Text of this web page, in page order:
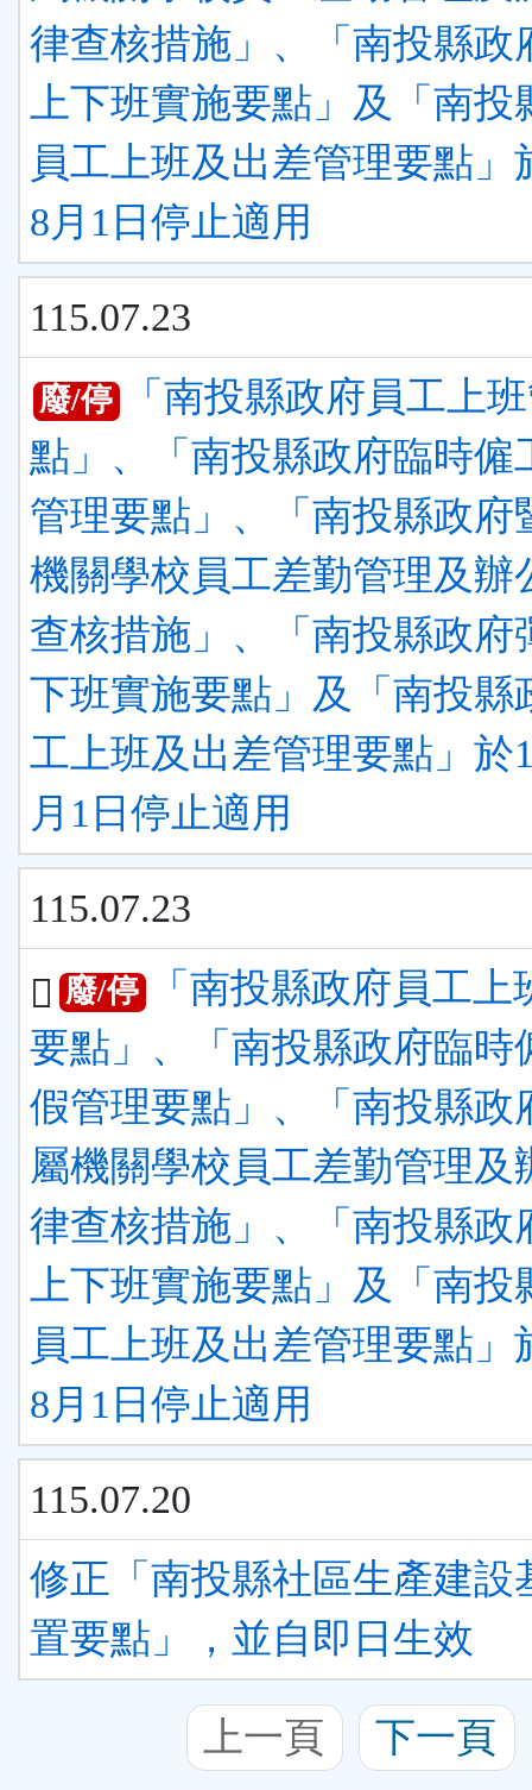
律查核措施」、「南投縣政
上下班實施要點」及「南投
員工上班及出差管理要點」
8月1日停止適用
115.07.23
廢/停
「南投縣政府員工上
點」、「南投縣政府臨時僱
管理要點」、「南投縣政府
機關學校員工差勤管理及辦
查核措施」、「南投縣政府
下班實施要點」及「南投縣
工上班及出差管理要點」於
月1日停止適用
115.07.23
廢/停
「南投縣政府員工上
要點」、「南投縣政府臨時
假管理要點」、「南投縣政
屬機關學校員工差勤管理及
律查核措施」、「南投縣政
上下班實施要點」及「南投
員工上班及出差管理要點」
8月1日停止適用
115.07.20
修正「南投縣社區生產建設
置要點」，並自即日生效
上一頁
下一頁